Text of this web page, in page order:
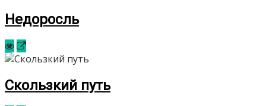
Недоросль
Скользкий путь